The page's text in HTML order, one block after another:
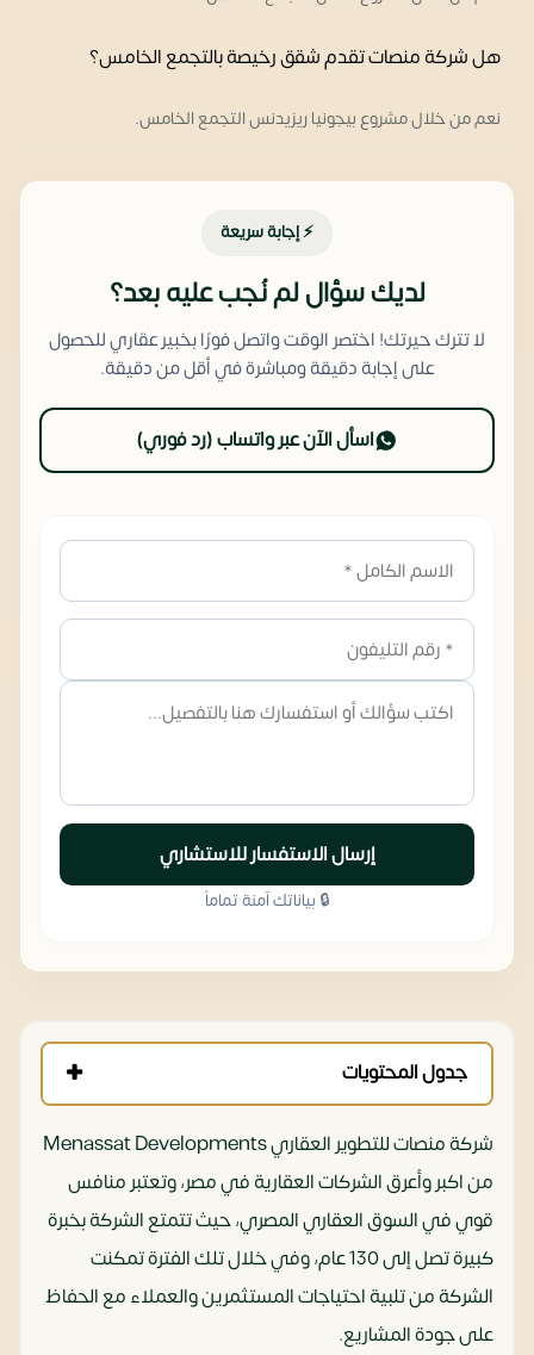
هل شركة منصات تقدم شقق رخيصة بالتجمع الخامس؟
نعم من خلال مشروع بيجونيا ريزيدنس التجمع الخامس.
⚡ إجابة سريعة
لديك سؤال لم نُجب عليه بعد؟
لا تترك حيرتك! اختصر الوقت واتصل فورًا بخبير عقاري للحصول
على إجابة دقيقة ومباشرة في أقل من دقيقة.
اسأل الآن عبر واتساب (رد فوري)
إرسال الاستفسار للاستشاري
🔒 بياناتك آمنة تماماً
جدول المحتويات
شركة منصات للتطوير العقاري Menassat Developments
من اكبر وأعرق الشركات العقارية في مصر، وتعتبر منافس
قوي في السوق العقاري المصري، حيث تتمتع الشركة بخبرة
كبيرة تصل إلى 130 عام، وفي خلال تلك الفترة تمكنت
الشركة من تلبية احتياجات المستثمرين والعملاء مع الحفاظ
على جودة المشاريع.